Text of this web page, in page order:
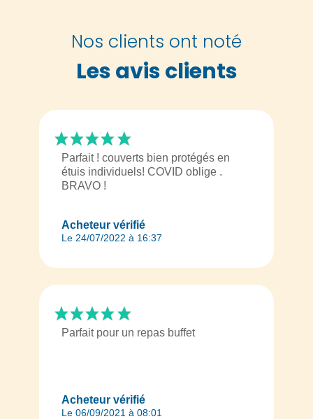
Nos clients ont noté
Les avis clients
Acheteur vérifié
Le 24/07/2022 à 16:37
Parfait ! couverts bien protégés en
étuis individuels! COVID oblige .
BRAVO !
Acheteur vérifié
Le 06/09/2021 à 08:01
Parfait pour un repas buffet